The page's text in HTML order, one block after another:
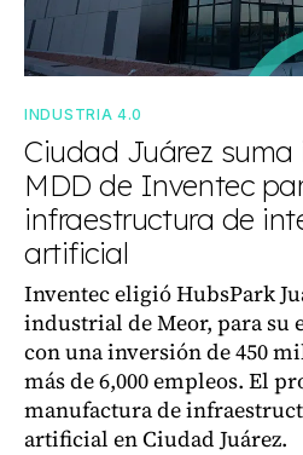
INDUSTRIA 4.0
Ciudad Juárez suma
MDD de Inventec
infraestructura de
artificial
Inventec eligió HubsPark
industrial de Meor, para su
con una inversión de 450
más de 6,000 empleos. El
manufactura de
artificial en Ciudad Juárez.